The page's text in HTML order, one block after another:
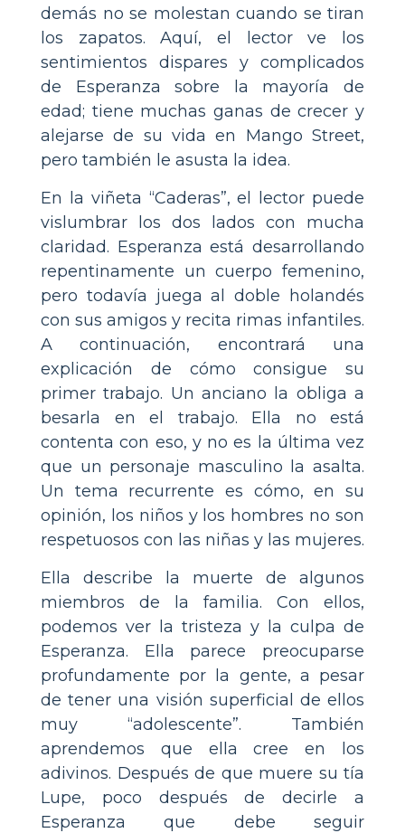
demás no se molestan cuando se tiran
los zapatos. Aquí, el lector ve los
sentimientos dispares y complicados
de Esperanza sobre la mayoría de
edad; tiene muchas ganas de crecer y
alejarse de su vida en Mango Street,
pero también le asusta la idea.
En la viñeta “Caderas”, el lector puede
vislumbrar los dos lados con mucha
claridad. Esperanza está desarrollando
repentinamente un cuerpo femenino,
pero todavía juega al doble holandés
con sus amigos y recita rimas infantiles.
A continuación, encontrará una
explicación de cómo consigue su
primer trabajo. Un anciano la obliga a
besarla en el trabajo. Ella no está
contenta con eso, y no es la última vez
que un personaje masculino la asalta.
Un tema recurrente es cómo, en su
opinión, los niños y los hombres no son
respetuosos con las niñas y las mujeres.
Ella describe la muerte de algunos
miembros de la familia. Con ellos,
podemos ver la tristeza y la culpa de
Esperanza. Ella parece preocuparse
profundamente por la gente, a pesar
de tener una visión superficial de ellos
muy “adolescente”. También
aprendemos que ella cree en los
adivinos. Después de que muere su tía
Lupe, poco después de decirle a
Esperanza que debe seguir